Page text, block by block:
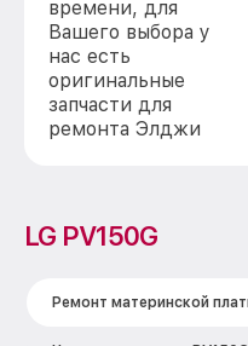
времени, для
Вашего выбора у
нас есть
оригинальные
запчасти для
ремонта Элджи
LG PV150G
Ремонт материнской